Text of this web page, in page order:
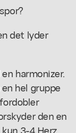
det lyder
harmonizer.
hel gruppe
den en
3-4 Herz.